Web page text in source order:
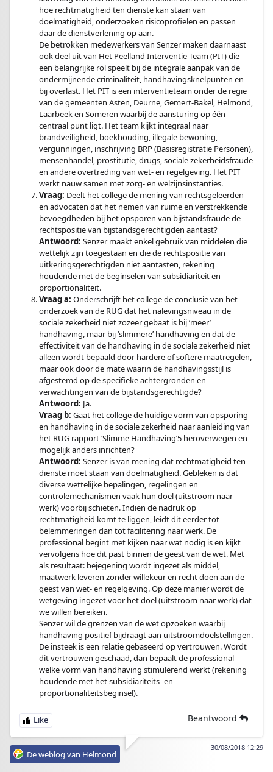
hoe rechtmatigheid ten dienste kan staan van
doelmatigheid, onderzoeken risicoprofielen en passen
daar de dienstverlening op aan.
De betrokken medewerkers van Senzer maken daarnaast
ook deel uit van Het Peelland Interventie Team (PIT) die
een belangrijke rol speelt bij de integrale aanpak van de
ondermijnende criminaliteit, handhavingsknelpunten en
bij overlast. Het PIT is een interventieteam onder de regie
van de gemeenten Asten, Deurne, Gemert-Bakel, Helmond,
Laarbeek en Someren waarbij de aansturing op één
centraal punt ligt. Het team kijkt integraal naar
brandveiligheid, boekhouding, illegale bewoning,
vergunningen, inschrijving BRP (Basisregistratie Personen),
mensenhandel, prostitutie, drugs, sociale zekerheidsfraude
en andere overtreding van wet- en regelgeving. Het PIT
werkt nauw samen met zorg- en welzijnsinstanties.
Vraag: Deelt het college de mening van rechtsgeleerden
en advocaten dat het nemen van ruime en verstrekkende
bevoegdheden bij het opsporen van bijstandsfraude de
rechtspositie van bijstandsgerechtigden aantast?
Antwoord: Senzer maakt enkel gebruik van middelen die
wettelijk zijn toegestaan en die de rechtspositie van
uitkeringsgerechtigden niet aantasten, rekening
houdende met de beginselen van subsidiariteit en
proportionaliteit.
Vraag a: Onderschrijft het college de conclusie van het
onderzoek van de RUG dat het nalevingsniveau in de
sociale zekerheid niet zozeer gebaat is bij ‘meer’
handhaving, maar bij ‘slimmere’ handhaving en dat de
effectiviteit van de handhaving in de sociale zekerheid niet
alleen wordt bepaald door hardere of softere maatregelen,
maar ook door de mate waarin de handhavingsstijl is
afgestemd op de specifieke achtergronden en
verwachtingen van de bijstandsgerechtigde?
Antwoord: Ja.
Vraag b: Gaat het college de huidige vorm van opsporing
en handhaving in de sociale zekerheid naar aanleiding van
het RUG rapport ‘Slimme Handhaving’5 heroverwegen en
mogelijk anders inrichten?
Antwoord: Senzer is van mening dat rechtmatigheid ten
dienste moet staan van doelmatigheid. Gebleken is dat
diverse wettelijke bepalingen, regelingen en
controlemechanismen vaak hun doel (uitstroom naar
werk) voorbij schieten. Indien de nadruk op
rechtmatigheid komt te liggen, leidt dit eerder tot
belemmeringen dan tot facilitering naar werk. De
professional begint met kijken naar wat nodig is en kijkt
vervolgens hoe dit past binnen de geest van de wet. Met
als resultaat: bejegening wordt ingezet als middel,
maatwerk leveren zonder willekeur en recht doen aan de
geest van wet- en regelgeving. Op deze manier wordt de
wetgeving ingezet voor het doel (uitstroom naar werk) dat
we willen bereiken.
Senzer wil de grenzen van de wet opzoeken waarbij
handhaving positief bijdraagt aan uitstroomdoelstellingen.
De insteek is een relatie gebaseerd op vertrouwen. Wordt
dit vertrouwen geschaad, dan bepaalt de professional
welke vorm van handhaving stimulerend werkt (rekening
houdende met het subsidiariteits- en
proportionaliteitsbeginsel).
Beantwoord
30/08/2018 12:29
De weblog van Helmond